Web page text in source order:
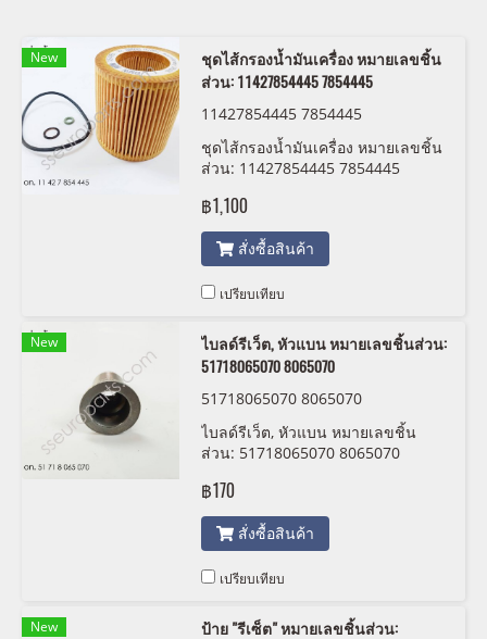
New
ชุดไส้กรองน้ำมันเครื่อง หมายเลขชิ้น
ส่วน: 11427854445 7854445
11427854445 7854445
ชุดไส้กรองน้ำมันเครื่อง หมายเลขชิ้น
ส่วน: 11427854445 7854445
฿1,100
สั่งซื้อสินค้า
เปรียบเทียบ
New
ไบลด์รีเว็ต, หัวแบน หมายเลขชิ้นส่วน:
51718065070 8065070
51718065070 8065070
ไบลด์รีเว็ต, หัวแบน หมายเลขชิ้น
ส่วน: 51718065070 8065070
฿170
สั่งซื้อสินค้า
เปรียบเทียบ
New
ป้าย "รีเซ็ต" หมายเลขชิ้นส่วน: